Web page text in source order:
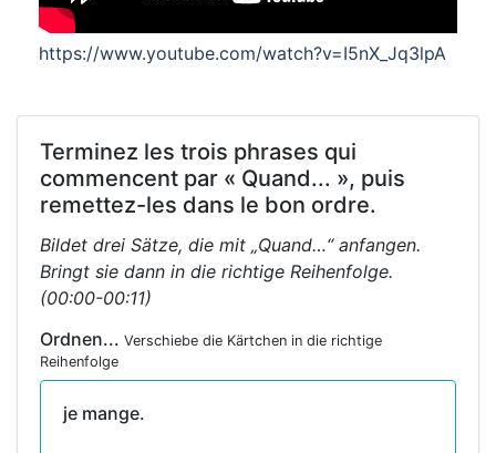
https://www.youtube.com/watch?v=I5nX_Jq3lpA
Terminez les trois phrases qui
commencent par « Quand... », puis
remettez-les dans le bon ordre.
Bildet drei Sätze, die mit „Quand…“ anfangen.
Bringt sie dann in die richtige Reihenfolge.
(00:00-00:11)
Ordnen... Verschiebe die Kärtchen in die richtige
Reihenfolge
je mange.